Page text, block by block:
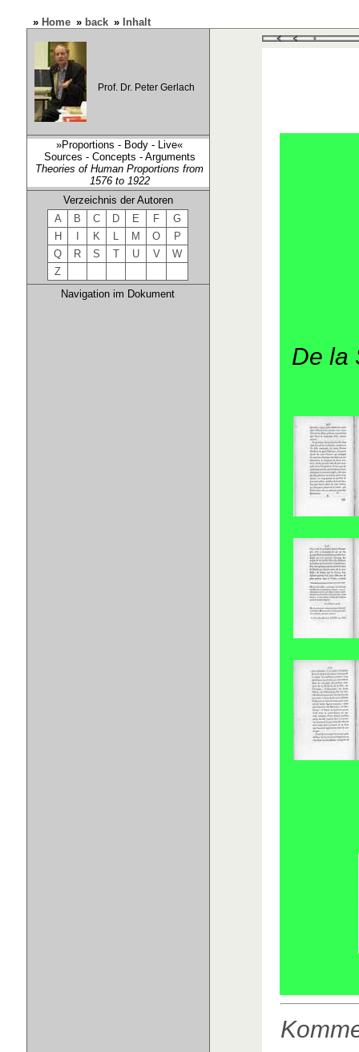
» Home » back » Inhalt
Prof. Dr. Peter Gerlach
»Proportions - Body - Live«
Sources - Concepts - Arguments
Theories of Human Proportions from
1576 to 1922
Verzeichnis der Autoren
A
B C D E F
G
H
K L M O
P
Q
R S T U V
W
Z
Navigation im Dokument
De la